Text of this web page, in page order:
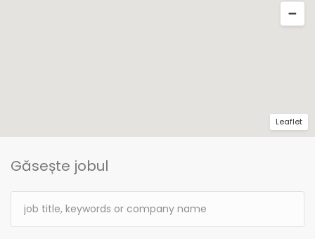
Găsește jobul
Leaflet